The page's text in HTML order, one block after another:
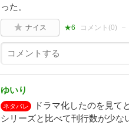
った。
ナイス ★6 コメント(0)
ゆいり
ネタバレ
ドラマ化したのを見て
シリーズと比べて刊行数が少な